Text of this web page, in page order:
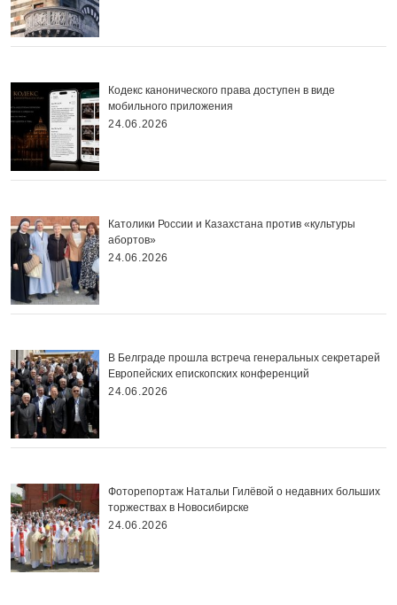
Кодекс канонического права доступен в виде
мобильного приложения
24.06.2026
Католики России и Казахстана против «культуры
абортов»
24.06.2026
В Белграде прошла встреча генеральных секретарей
Европейских епископских конференций
24.06.2026
Фоторепортаж Натальи Гилёвой о недавних больших
торжествах в Новосибирске
24.06.2026